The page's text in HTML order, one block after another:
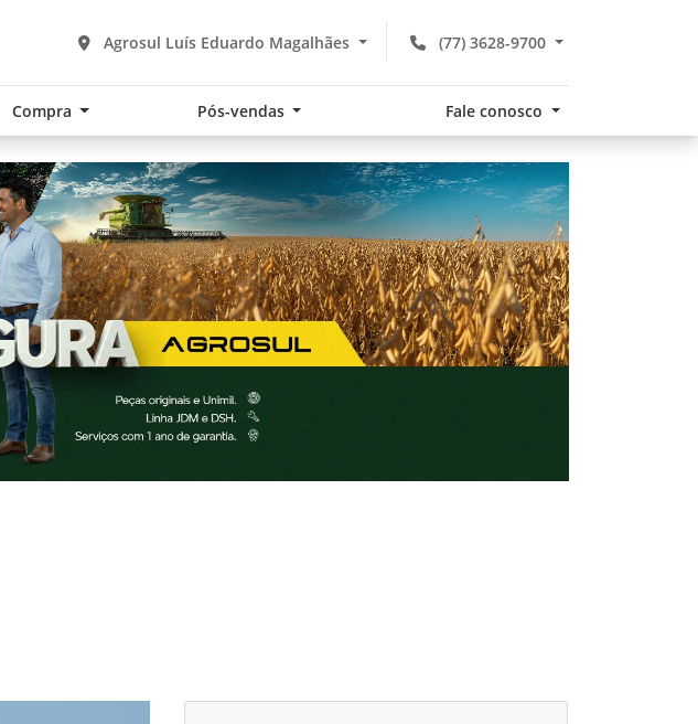
(77) 3628-9700
Agrosul Luís Eduardo Magalhães
Compra Pós-vendas Fale conosco